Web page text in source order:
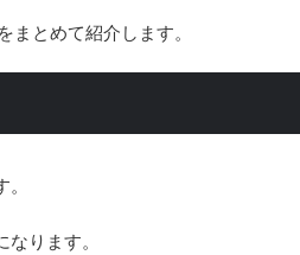
とめて紹介します。
ります。